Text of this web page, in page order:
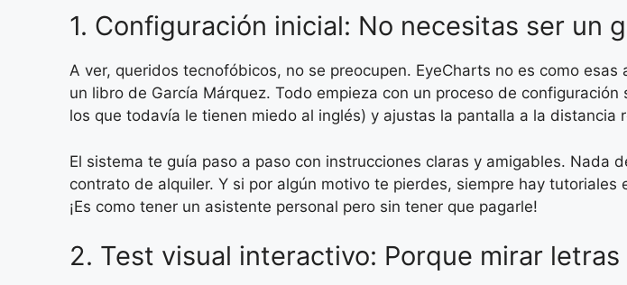
1. Configuración inicial: No necesitas ser un
A ver, queridos tecnofóbicos, no se preocupen. EyeCharts no es como
un libro de García Márquez. Todo empieza con un proceso de
los que todavía le tienen miedo al inglés) y ajustas la pantalla a la distancia
El sistema te guía paso a paso con instrucciones claras y amigables. Nada
contrato de alquiler. Y si por algún motivo te pierdes, siempre hay
¡Es como tener un asistente personal pero sin tener que pagarle!
2. Test visual interactivo: Porque mirar